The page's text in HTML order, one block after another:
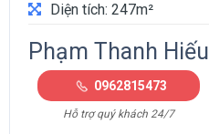
Diện tích: 247m²
Phạm Thanh Hiếu
0962815473
Hỗ trợ quý khách 24/7